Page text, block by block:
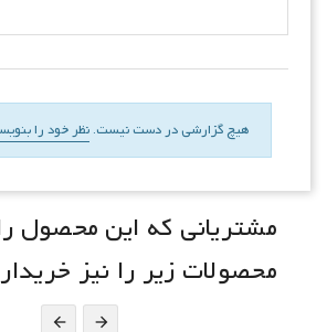
هیچ گزارشی در دست نیست. نظر خود را
مشتریانی که این محصول
محصولات زیر را نیز
 